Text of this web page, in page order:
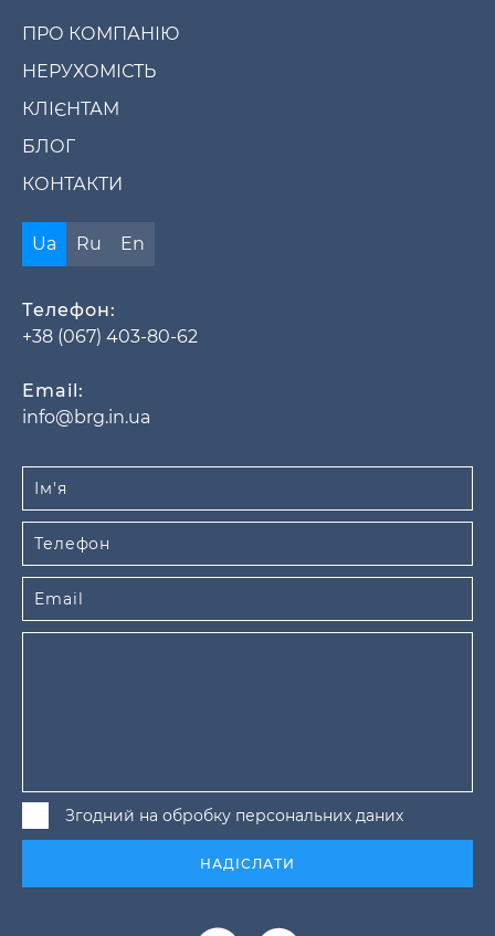
ПРО КОМПАНІЮ
НЕРУХОМІСТЬ
КЛІЄНТАМ
БЛОГ
КОНТАКТИ
Ua Ru En
Телефон:
+38 (067) 403-80-62
Email:
info@brg.in.ua
Згодний на обробку персональних даних
НАДІСЛАТИ